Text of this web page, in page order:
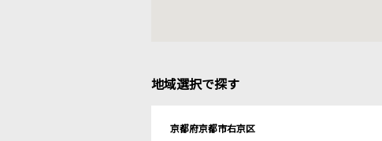
地域選択で探す
京都府京都市右京区